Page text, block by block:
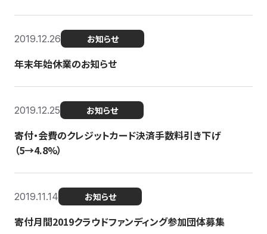
2019.12.26 お知らせ
年末年始休業のお知らせ
2019.12.25 お知らせ
寄付・会費のクレジットカード決済手数料引き下げ
（5→4.8%）
2019.11.14 お知らせ
寄付月間2019クラウドファンディング参加団体募集